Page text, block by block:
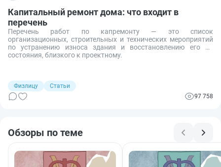
Капитальный ремонт дома: что входит в
перечень
Перечень работ по капремонту — это список
организационных, строительных и технических мероприятий
по устранению износа здания и восстановлению его до
состояния, близкого к проектному.
Физлицу
Статьи
97 758
Обзоры по теме